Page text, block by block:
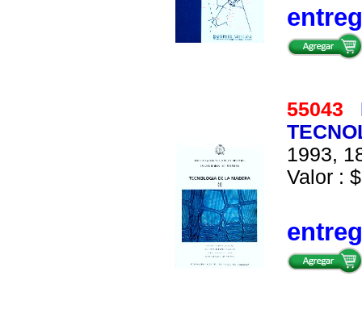
55043
1993,
Valor :